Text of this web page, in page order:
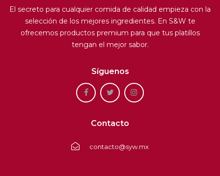
El secreto para cualquier comida de calidad empieza con la
selección de los mejores ingredientes. En S&W te
ofrecemos productos premium para que tus platillos
tengan el mejor sabor.
Síguenos
Contacto
contacto@syw.mx